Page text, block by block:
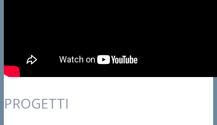
PROGETTI